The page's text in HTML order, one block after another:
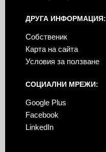
ДРУГА ИНФОРМАЦИЯ:
Собственик
Карта на сайта
Условия за ползване
СОЦИАЛНИ МРЕЖИ:
Google Plus
Facebook
LinkedIn